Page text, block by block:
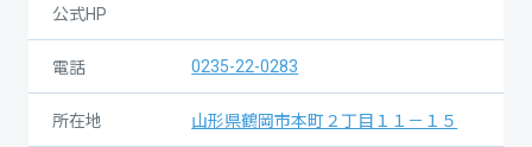
公式HP
電話 0235-22-0283
所在地 山形県鶴岡市本町２丁目１１－１５